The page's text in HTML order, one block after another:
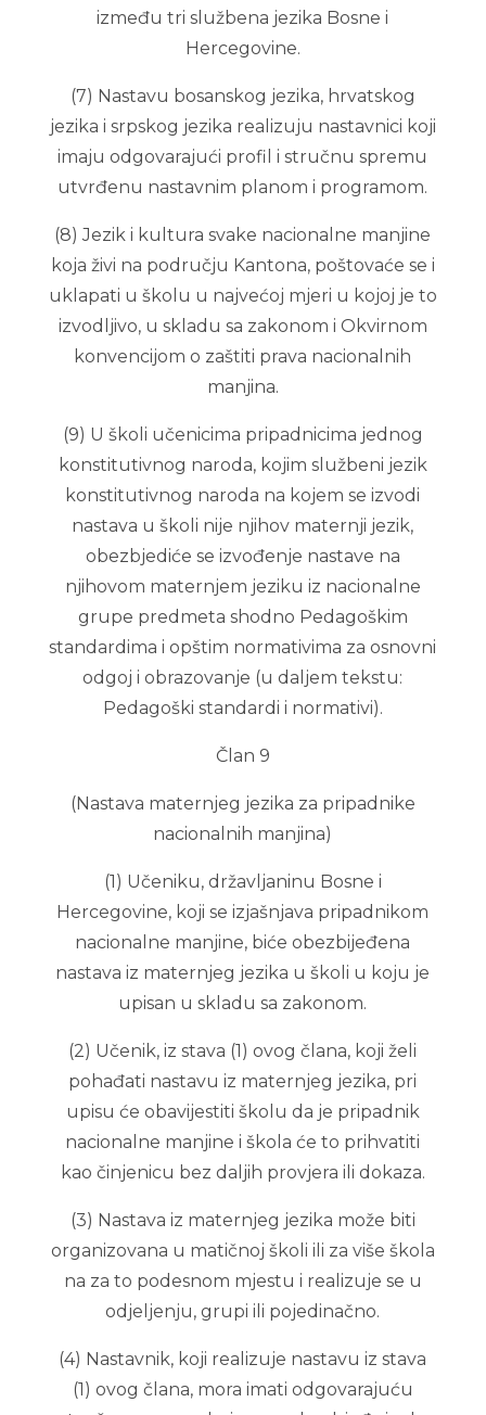
između tri službena jezika Bosne i
Hercegovine.
(7) Nastavu bosanskog jezika, hrvatskog
jezika i srpskog jezika realizuju nastavnici koji
imaju odgovarajući profil i stručnu spremu
utvrđenu nastavnim planom i programom.
(8) Jezik i kultura svake nacionalne manjine
koja živi na području Kantona, poštovaće se i
uklapati u školu u najvećoj mjeri u kojoj je to
izvodljivo, u skladu sa zakonom i Okvirnom
konvencijom o zaštiti prava nacionalnih
manjina.
(9) U školi učenicima pripadnicima jednog
konstitutivnog naroda, kojim službeni jezik
konstitutivnog naroda na kojem se izvodi
nastava u školi nije njihov maternji jezik,
obezbjediće se izvođenje nastave na
njihovom maternjem jeziku iz nacionalne
grupe predmeta shodno Pedagoškim
standardima i opštim normativima za osnovni
odgoj i obrazovanje (u daljem tekstu:
Pedagoški standardi i normativi).
Član 9
(Nastava maternjeg jezika za pripadnike
nacionalnih manjina)
(1) Učeniku, državljaninu Bosne i
Hercegovine, koji se izjašnjava pripadnikom
nacionalne manjine, biće obezbijeđena
nastava iz maternjeg jezika u školi u koju je
upisan u skladu sa zakonom.
(2) Učenik, iz stava (1) ovog člana, koji želi
pohađati nastavu iz maternjeg jezika, pri
upisu će obavijestiti školu da je pripadnik
nacionalne manjine i škola će to prihvatiti
kao činjenicu bez daljih provjera ili dokaza.
(3) Nastava iz maternjeg jezika može biti
organizovana u matičnoj školi ili za više škola
na za to podesnom mjestu i realizuje se u
odjeljenju, grupi ili pojedinačno.
(4) Nastavnik, koji realizuje nastavu iz stava
(1) ovog člana, mora imati odgovarajuću